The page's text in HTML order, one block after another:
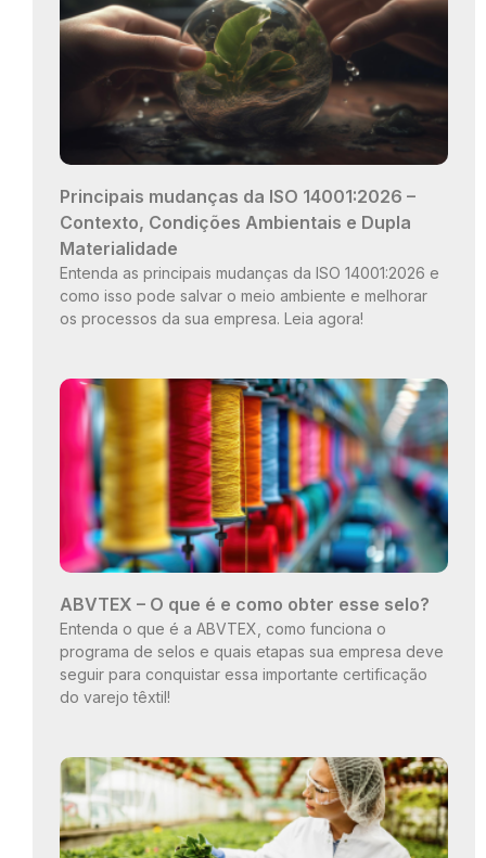
Principais mudanças da ISO 14001:2026 –
Contexto, Condições Ambientais e Dupla
Materialidade
Entenda as principais mudanças da ISO 14001:2026 e
como isso pode salvar o meio ambiente e melhorar
os processos da sua empresa. Leia agora!
ABVTEX – O que é e como obter esse selo?
Entenda o que é a ABVTEX, como funciona o
programa de selos e quais etapas sua empresa deve
seguir para conquistar essa importante certificação
do varejo têxtil!